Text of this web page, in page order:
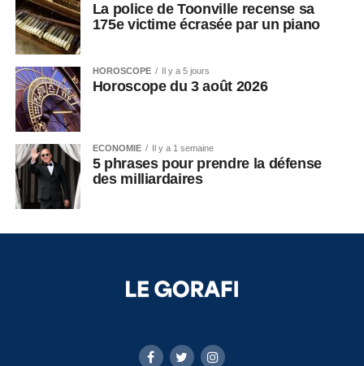
La police de Toonville recense sa
175e victime écrasée par un piano
HOROSCOPE Il y a 5 jours
Horoscope du 3 août 2026
ECONOMIE Il y a 1 semaine
5 phrases pour prendre la défense
des milliardaires